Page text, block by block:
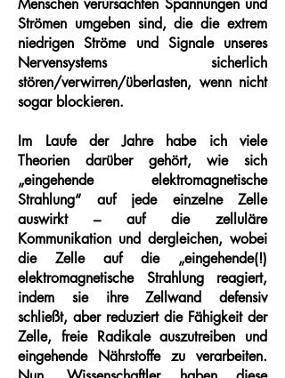
Strömen umgeben sind, die die extrem
niedrigen Ströme und Signale unseres
Nervensystems sicherlich
stören/verwirren/überlasten, wenn nicht
sogar blockieren.
Im Laufe der Jahre habe ich viele
Theorien darüber gehört, wie sich
„eingehende elektromagnetische
Strahlung“ auf jede einzelne Zelle
auswirkt – auf die zelluläre
Kommunikation und dergleichen, wobei
die Zelle auf die „eingehende(!)
elektromagnetische Strahlung reagiert,
indem sie ihre Zellwand defensiv
schließt, aber reduziert die Fähigkeit der
Zelle, freie Radikale auszutreiben und
eingehende Nährstoffe zu verarbeiten.